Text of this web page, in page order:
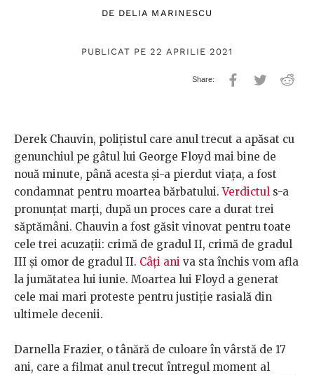
DE DELIA MARINESCU
PUBLICAT PE 22 APRILIE 2021
Derek Chauvin, polițistul care anul trecut a apăsat cu
genunchiul pe gâtul lui George Floyd mai bine de
nouă minute, până acesta și-a pierdut viața, a fost
condamnat pentru moartea bărbatului.Verdictul s-a
pronunțat marți, după un proces care a durat trei
săptămâni. Chauvin a fost găsit vinovat pentru toate
cele trei acuzații: crimă de gradul II, crimă de gradul
III și omor de gradul II. Câți ani va sta închis vom afla
la jumătatea lui iunie. Moartea lui Floyd a generat
cele mai mari proteste pentru justiție rasială din
ultimele decenii.
Darnella Frazier, o tânără de culoare în vârstă de 17
ani, care a filmat anul trecut întregul moment al